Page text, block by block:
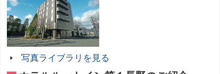
写真ライブラリを見る